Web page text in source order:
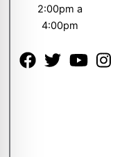
2:00pm a
4:00pm